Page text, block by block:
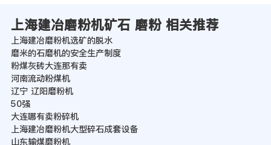
上海建冶磨粉机矿石 磨粉 相关推荐
上海建冶磨粉机选矿的脱水
磨米的石磨机的安全生产制度
粉煤灰砖大连那有卖
河南流动粉煤机
辽宁 辽阳磨粉机
50强
大连哪有卖粉碎机
上海建冶磨粉机大型碎石成套设备
山东输煤磨粉机